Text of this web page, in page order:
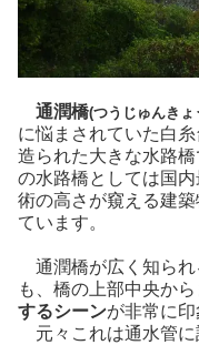
通潤橋(つうじゅんきょ
に悩まされていた白
造られた大きな水路
の水路橋としては国
術の高さが窺える建築
ています。
通潤橋が広く知られ
も、橋の上部中央か
するシーンが非常に印
元々これは通水管に